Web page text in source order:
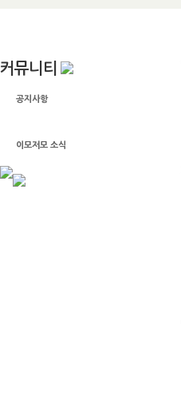
커뮤니티
공지사항
이모저모 소식